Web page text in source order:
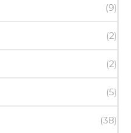
(9)
(2)
(2)
(5)
(38)